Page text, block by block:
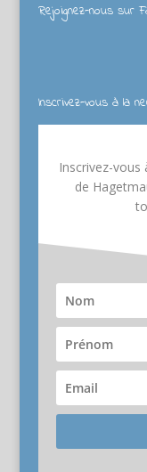
Rejoignez-nous sur
Inscrivez-vous à la
Inscrivez-vous
de